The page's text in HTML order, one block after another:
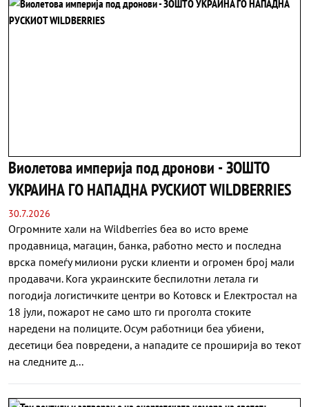
Виолетова империја под дронови - ЗОШТО
УКРАИНА ГО НАПАДНА РУСКИОТ WILDBERRIES
30.7.2026
Огромните хали на Wildberries беа во исто време
продавница, магацин, банка, работно место и последна
врска помеѓу милиони руски клиенти и огромен број мали
продавачи. Кога украинските беспилотни летала ги
погодија логистичките центри во Котовск и Електростал на
18 јули, пожарот не само што ги проголта стоките
наредени на полиците. Осум работници беа убиени,
десетици беа повредени, а нападите се проширија во текот
на следните д...